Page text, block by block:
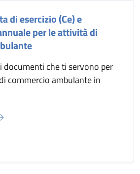
di esercizio (Ce) e
per le attività di
documenti che ti servono per
commercio ambulante in